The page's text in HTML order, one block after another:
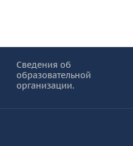
Сведения об
образовательной
организации.